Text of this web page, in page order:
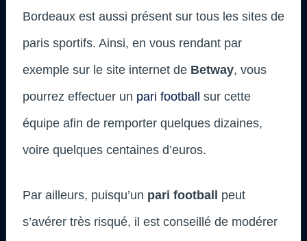
Bordeaux est aussi présent sur tous les sites de
paris sportifs. Ainsi, en vous rendant par
exemple sur le site internet de Betway, vous
pourrez effectuer un pari football
sur cette
équipe afin de remporter quelques dizaines,
voire quelques centaines d’euros.
Par ailleurs, puisqu’un pari football
peut
s’avérer très risqué, il est conseillé de modérer